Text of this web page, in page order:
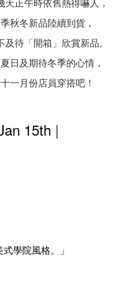
秋冬新品陸續到貨，
待「開箱」欣賞新品。
日及期待冬季的心情，
一月份店員穿搭吧！
15th |
學院風格。」